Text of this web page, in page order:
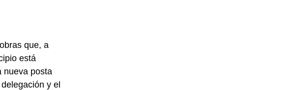
que, a
está
nueva posta
y el